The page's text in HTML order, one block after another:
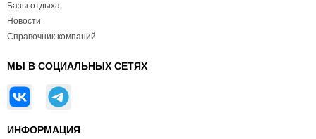
Базы отдыха
Новости
Справочник компаний
МЫ В СОЦИАЛЬНЫХ СЕТЯХ
ИНФОРМАЦИЯ